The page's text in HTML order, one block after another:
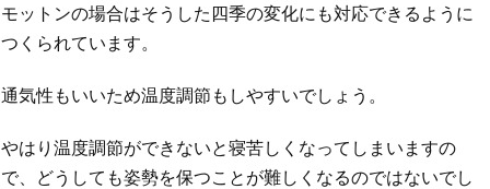
モットンの場合はそうした四季の変化にも対応できるように
つくられています。
通気性もいいため温度調節もしやすいでしょう。
やはり温度調節ができないと寝苦しくなってしまいますの
で、どうしても姿勢を保つことが難しくなるのではないでし